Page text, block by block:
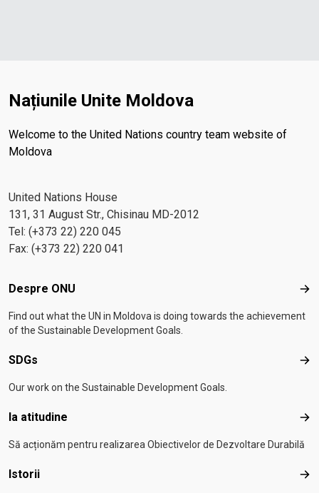
Națiunile Unite Moldova
Welcome to the United Nations country team website of
Moldova
United Nations House
131, 31 August Str., Chisinau MD-2012
Tel: (+373 22) 220 045
Fax: (+373 22) 220 041
Footer menu
Despre ONU
Find out what the UN in Moldova is doing towards the achievement
of the Sustainable Development Goals.
SDGs
Our work on the Sustainable Development Goals.
Ia atitudine Ia
Să acționăm pentru realizarea Obiectivelor de Dezvoltare Durabilă
Istorii